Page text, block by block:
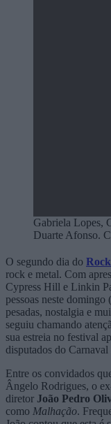
Gabriela Lopes,
Duarte Afonso.
O segundo dia do
rock e metal. Com
Cypress Hill e Linkin
pessoas neste
pesadas, nostalgia e
seguiu chamando
sua estreia no festival
disputados do
Entre os convidados
Ângelo Rodrigues, o
diretor João Pedro
como Malhação.